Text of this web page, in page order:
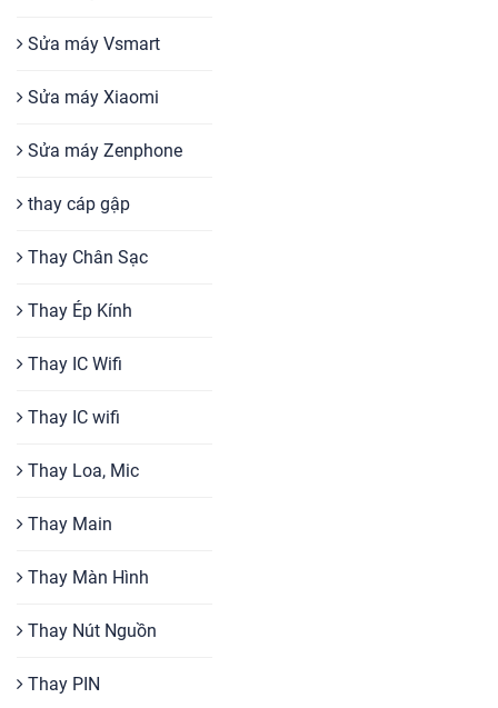
Sửa máy Vsmart
Sửa máy Xiaomi
Sửa máy Zenphone
thay cáp gập
Thay Chân Sạc
Thay Ép Kính
Thay IC Wifi
Thay IC wifi
Thay Loa, Mic
Thay Main
Thay Màn Hình
Thay Nút Nguồn
Thay PIN